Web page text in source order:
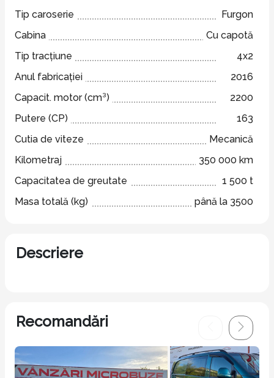
Tip caroserie
Furgon
Cabina
Cu capotă
Tip tracțiune
4x2
Anul fabricației
2016
Capacit. motor (cm³)
2200
Putere (CP)
163
Cutia de viteze
Mecanică
Kilometraj
350 000 km
Capacitatea de greutate
1 500 t
Masa totală (kg)
până la 3500
Descriere
Recomandări